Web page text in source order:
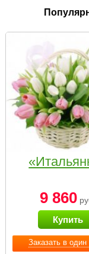
Заказать в один
9 860
Купить